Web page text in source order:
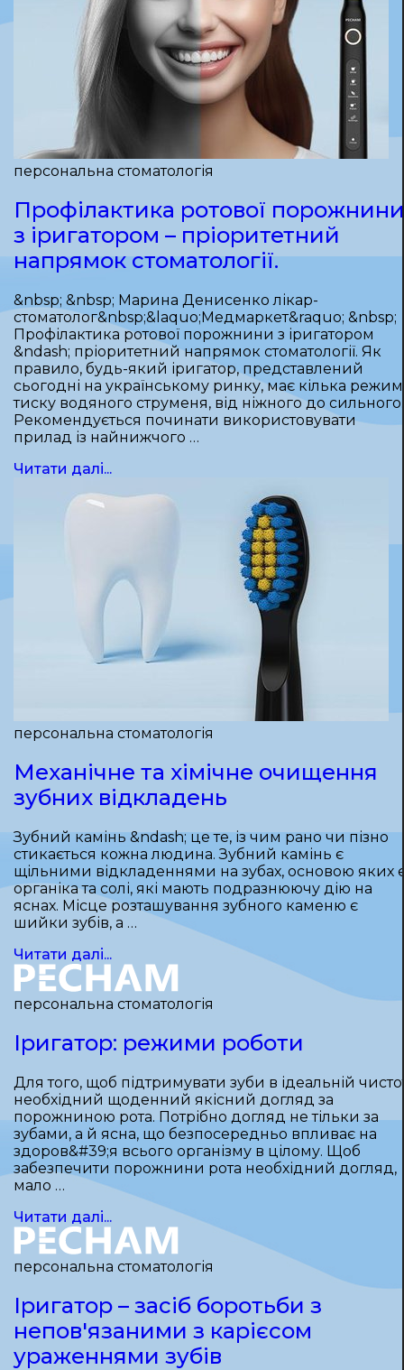
персональна стоматологія
Профілактика ротової порожнини
з іригатором – пріоритетний
напрямок стоматології.
&nbsp; &nbsp; Марина Денисенко лікар-
стоматолог&nbsp;&laquo;Медмаркет&raquo; &nbsp;
Профілактика ротової порожнини з іригатором
&ndash; пріоритетний напрямок стоматології. Як
правило, будь-який іригатор, представлений
сьогодні на українському ринку, має кілька
тиску водяного струменя, від ніжного до сильного.
Рекомендується починати використовувати
прилад із найнижчого …
Читати далі...
персональна стоматологія
Механічне та хімічне очищення
зубних відкладень
Зубний камінь &ndash; це те, із чим рано чи пізно
стикається кожна людина. Зубний камінь є
щільними відкладеннями на зубах, основою яких
органіка та солі, які мають подразнюючу дію на
яснах. Місце розташування зубного каменю є
шийки зубів, а …
Читати далі...
персональна стоматологія
Іригатор: режими роботи
Для того, щоб підтримувати зуби в ідеальній
необхідний щоденний якісний догляд за
порожниною рота. Потрібно догляд не тільки за
зубами, а й ясна, що безпосередньо впливає на
здоров&#39;я всього організму в цілому. Щоб
забезпечити порожнини рота необхідний догляд,
мало …
Читати далі...
персональна стоматологія
Іригатор – засіб боротьби з
непов'язаними з карієсом
ураженнями зубів